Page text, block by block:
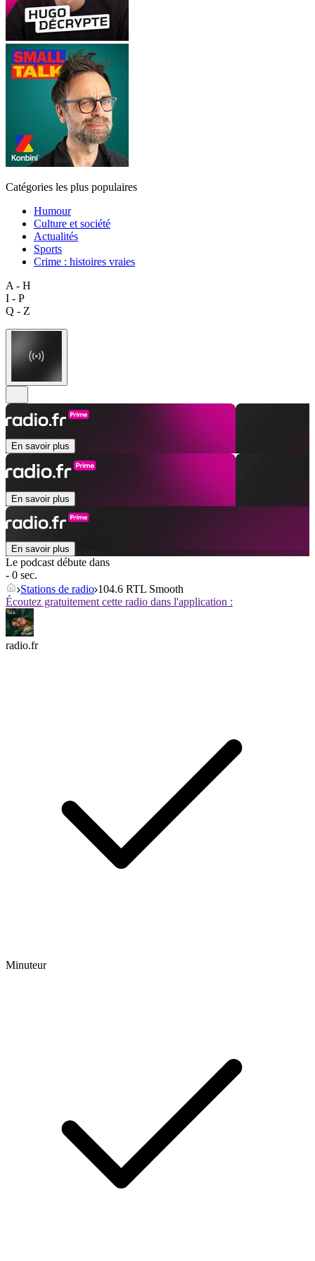
Catégories les plus populaires
Humour
Culture et société
Actualités
Sports
Crime : histoires vraies
A - H
I - P
Q - Z
En savoir plus
En savoir plus
En savoir plus
Le podcast débute dans
- 0 sec.
Stations de radio 104.6 RTL Smooth
Écoutez gratuitement cette radio dans l'application :
radio.fr
Minuteur